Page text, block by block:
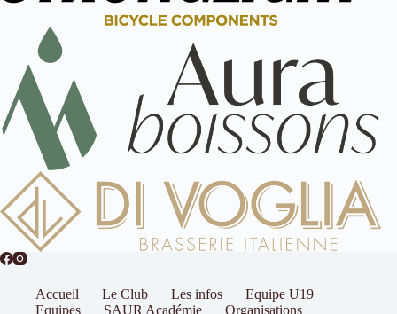
Accueil Le Club Les infos
Equipe U19
Equipes
SAUR Académie Organisations